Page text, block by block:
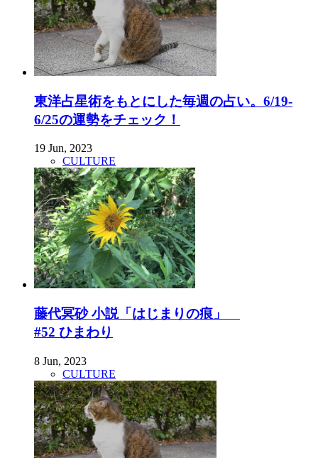
東洋占星術をもとにした毎週の占い。6/19-
6/25の運勢をチェック！
19 Jun, 2023
CULTURE
藤代冥砂 小説「はじまりの痕」
#52 ひまわり
8 Jun, 2023
CULTURE